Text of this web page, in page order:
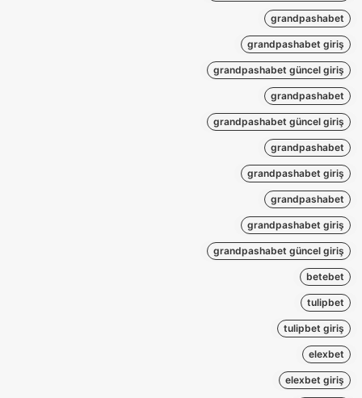
grandpashabet
grandpashabet giriş
grandpashabet güncel giriş
grandpashabet
grandpashabet güncel giriş
grandpashabet
grandpashabet giriş
grandpashabet
grandpashabet giriş
grandpashabet güncel giriş
betebet
tulipbet
tulipbet giriş
elexbet
elexbet giriş